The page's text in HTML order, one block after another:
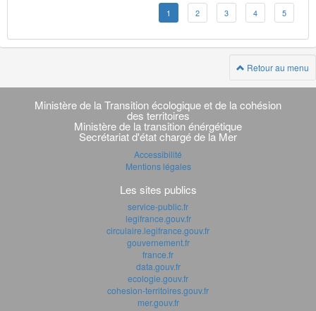
1 2 3 4 5
Retour au menu
Navigation
transverse
Ministère de la Transition écologique et de la cohésion
des territoires
Ministère de la transition énérgétique
Secrétariat d'état chargé de la Mer
Accessibilité
Mentions légales
Les sites publics
service-public.fr
legifrance.gouv.fr
circulaire.legifrance.gouv.fr
gouvernement.fr
france.fr
data.gouv.fr
ecologie.gouv.fr
cohesion-territoires.gouv.fr
mer.gouv.fr